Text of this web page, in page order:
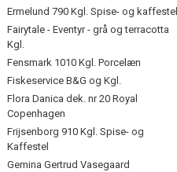
Ermelund 790 Kgl. Spise- og kaffestel
Fairytale - Eventyr - grå og terracotta
Kgl.
Fensmark 1010 Kgl. Porcelæn
Fiskeservice B&G og Kgl.
Flora Danica dek. nr 20 Royal
Copenhagen
Frijsenborg 910 Kgl. Spise- og
Kaffestel
Gemina Gertrud Vasegaard